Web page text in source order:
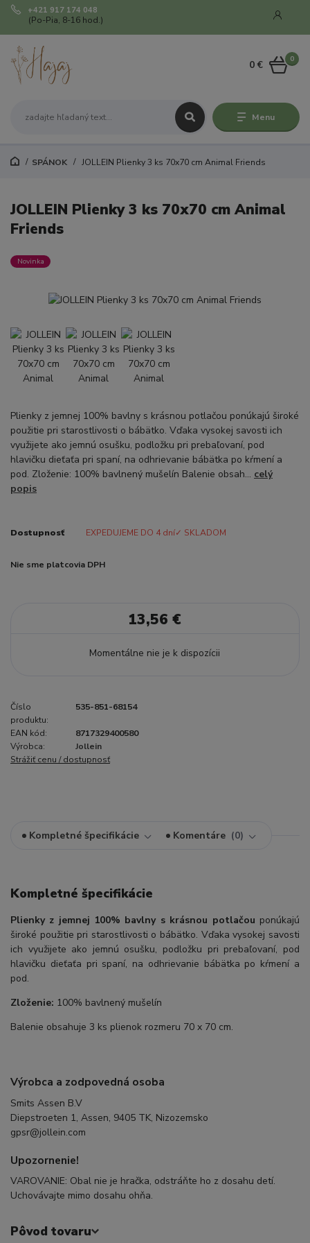
Menu
+421 917 174 048
(Po-Pia, 8-16 hod.)
0
0 €
SPÁNOK JOLLEIN Plienky 3 ks 70x70 cm Animal Friends
JOLLEIN Plienky 3 ks 70x70 cm Animal
Friends
Novinka
Plienky z jemnej 100% bavlny s krásnou potlačou ponúkajú široké
použitie pri starostlivosti o bábätko. Vďaka vysokej savosti ich
využijete ako jemnú osušku, podložku pri prebaľovaní, pod
hlavičku dieťaťa pri spaní, na odhrievanie bábätka po kŕmení a
pod. Zloženie: 100% bavlnený mušelín Balenie obsah... celý
popis
Dostupnosť EXPEDUJEME DO 4 dní✓ SKLADOM
Nie sme platcovia DPH
13,56 €
Momentálne nie je k dispozícii
Číslo
produktu:
535-851-68154
EAN kód:
8717329400580
Výrobca:
Jollein
Strážiť cenu / dostupnosť
Kompletné špecifikácie Komentáre 0
Kompletné špecifikácie
Plienky z jemnej 100% bavlny s krásnou potlačou ponúkajú
široké použitie pri starostlivosti o bábätko. Vďaka vysokej savosti
ich využijete ako jemnú osušku, podložku pri prebaľovaní, pod
hlavičku dieťaťa pri spaní, na odhrievanie bábätka po kŕmení a
pod.
Zloženie: 100% bavlnený mušelín
Balenie obsahuje 3 ks plienok rozmeru 70 x 70 cm.
Výrobca a zodpovedná osoba
Smits Assen B.V
Diepstroeten 1, Assen, 9405 TK, Nizozemsko
gpsr@jollein.com
Upozornenie!
VAROVANIE: Obal nie je hračka, odstráňte ho z dosahu detí.
Uchovávajte mimo dosahu ohňa.
Pôvod tovaru